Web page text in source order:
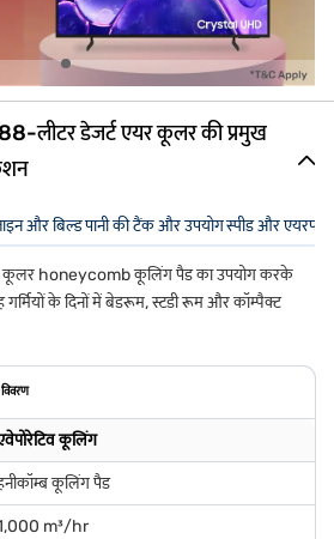
लीटर डेजर्ट एयर कूलर की प्रमुख
और बिल्डपानी की टैंक और उपयोगस्पीड और एयरफ्लो
कूलर honeycomb कूलिंग पैड का उपयोग करके
गर्मियों के दिनों में बेडरूम, स्टडी रूम और कॉम्पैक्ट
विवरण
कूलिंग
कूलिंग पैड
m³/hr